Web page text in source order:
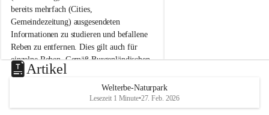
n
a
m
N
e
u
s
d
bereits mehrfach (Cities,
Gemeindezeitung) ausgesendeten
Informationen zu studieren und befallene
Reben zu entfernen. Dies gilt auch für
einzelne Reben. Gemäß Burgenländischen
Weinbaugesetz sind nicht gepflegte oder
unzulässige Weingärten zu roden! Bitte
helfen wir zusammen um unsere Winzer
vor den prognostizierten Ernteausfällen
u
e
d
Artikel
Welterbe-Naturpark
Lesezeit 1 Minute•27. Feb. 2026